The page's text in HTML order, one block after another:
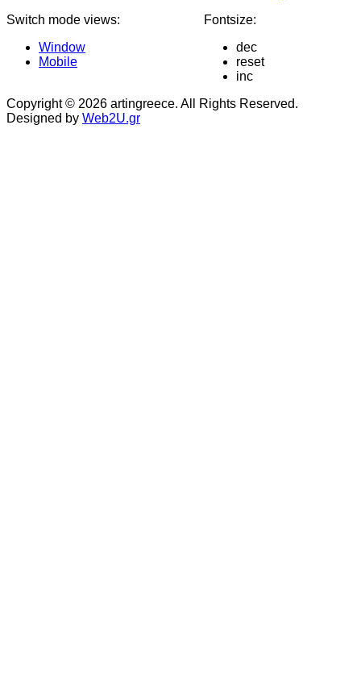
Switch mode views:
Window
Mobile
Fontsize:
dec
reset
inc
Copyright © 2026 artingreece. All Rights Reserved.
Designed by Web2U.gr